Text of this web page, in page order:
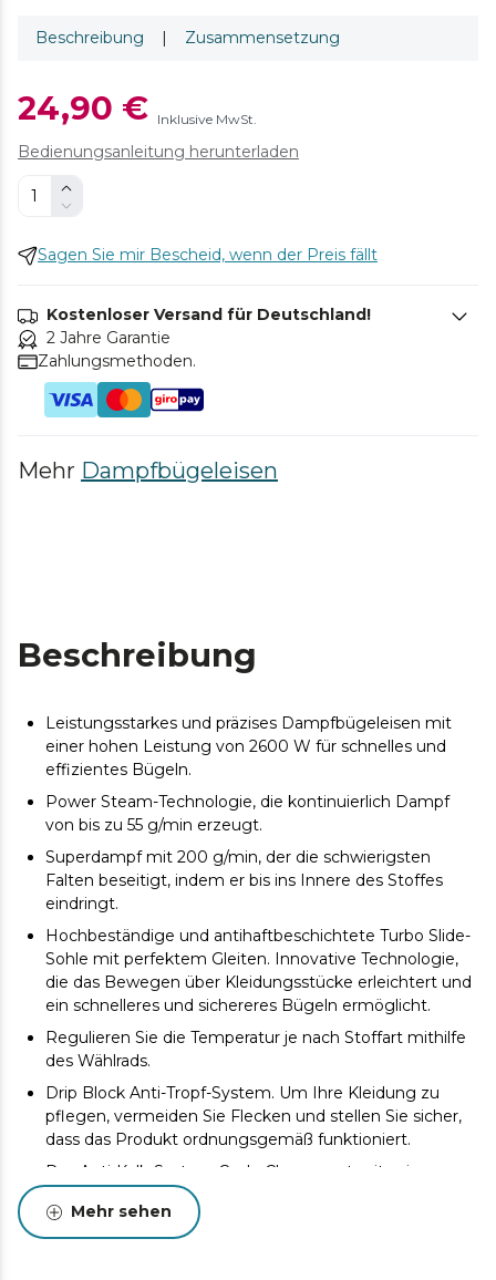
Beschreibung | Zusammensetzung
24,90 € Inklusive MwSt.
Bedienungsanleitung herunterladen
Sagen Sie mir Bescheid, wenn der Preis fällt
Kostenloser Versand für Deutschland!
2 Jahre Garantie
Zahlungsmethoden.
Mehr Dampfbügeleisen
Beschreibung
Leistungsstarkes und präzises Dampfbügeleisen mit
einer hohen Leistung von 2600 W für schnelles und
effizientes Bügeln.
Power Steam-Technologie, die kontinuierlich Dampf
von bis zu 55 g/min erzeugt.
Superdampf mit 200 g/min, der die schwierigsten
Falten beseitigt, indem er bis ins Innere des Stoffes
eindringt.
Hochbeständige und antihaftbeschichtete Turbo Slide-
Sohle mit perfektem Gleiten. Innovative Technologie,
die das Bewegen über Kleidungsstücke erleichtert und
ein schnelleres und sichereres Bügeln ermöglicht.
Regulieren Sie die Temperatur je nach Stoffart mithilfe
des Wählrads.
Drip Block Anti-Tropf-System. Um Ihre Kleidung zu
pflegen, vermeiden Sie Flecken und stellen Sie sicher,
dass das Produkt ordnungsgemäß funktioniert.
Das Anti-Kalk-System Cyclo Clean sorgt mit seiner
Filterung dafür, dass sich kein Kalk ansammelt und das
Bügeleisen über einen langen Zeitraum ein hohes
Nutzungsniveau beibehält.
Mehr sehen